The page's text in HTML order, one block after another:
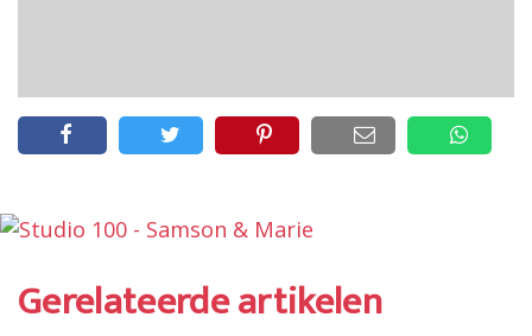
Gerelateerde artikelen